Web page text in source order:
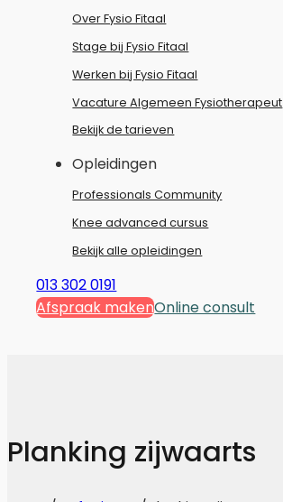
Over Fysio Fitaal
Stage bij Fysio Fitaal
Werken bij Fysio Fitaal
Vacature Algemeen Fysiotherapeut
Bekijk de tarieven
Opleidingen
Professionals Community
Knee advanced cursus
Bekijk alle opleidingen
013 302 0191
Afspraak makenOnline consult
Planking zijwaarts